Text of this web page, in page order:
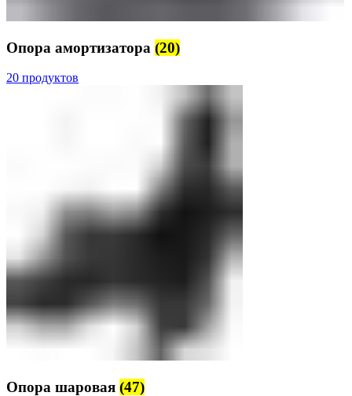
Опора амортизатора (20)
20 продуктов
Опора шаровая (47)